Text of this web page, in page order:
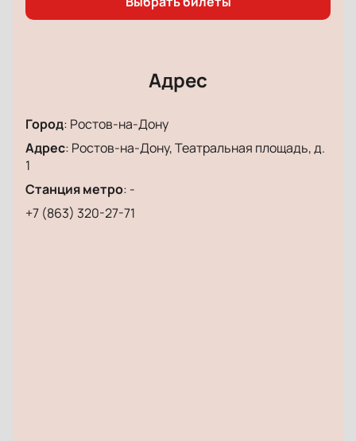
Адрес
Город: Ростов-на-Дону
Адрес: Ростов-на-Дону, Театральная площадь, д.
1
Станция метро: -
+7 (863) 320-27-71